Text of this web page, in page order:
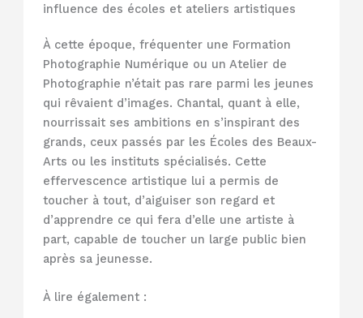
influence des écoles et ateliers artistiques
À cette époque, fréquenter une Formation
Photographie Numérique ou un Atelier de
Photographie n’était pas rare parmi les jeunes
qui rêvaient d’images. Chantal, quant à elle,
nourrissait ses ambitions en s’inspirant des
grands, ceux passés par les Écoles des Beaux-
Arts ou les instituts spécialisés. Cette
effervescence artistique lui a permis de
toucher à tout, d’aiguiser son regard et
d’apprendre ce qui fera d’elle une artiste à
part, capable de toucher un large public bien
après sa jeunesse.
À lire également :